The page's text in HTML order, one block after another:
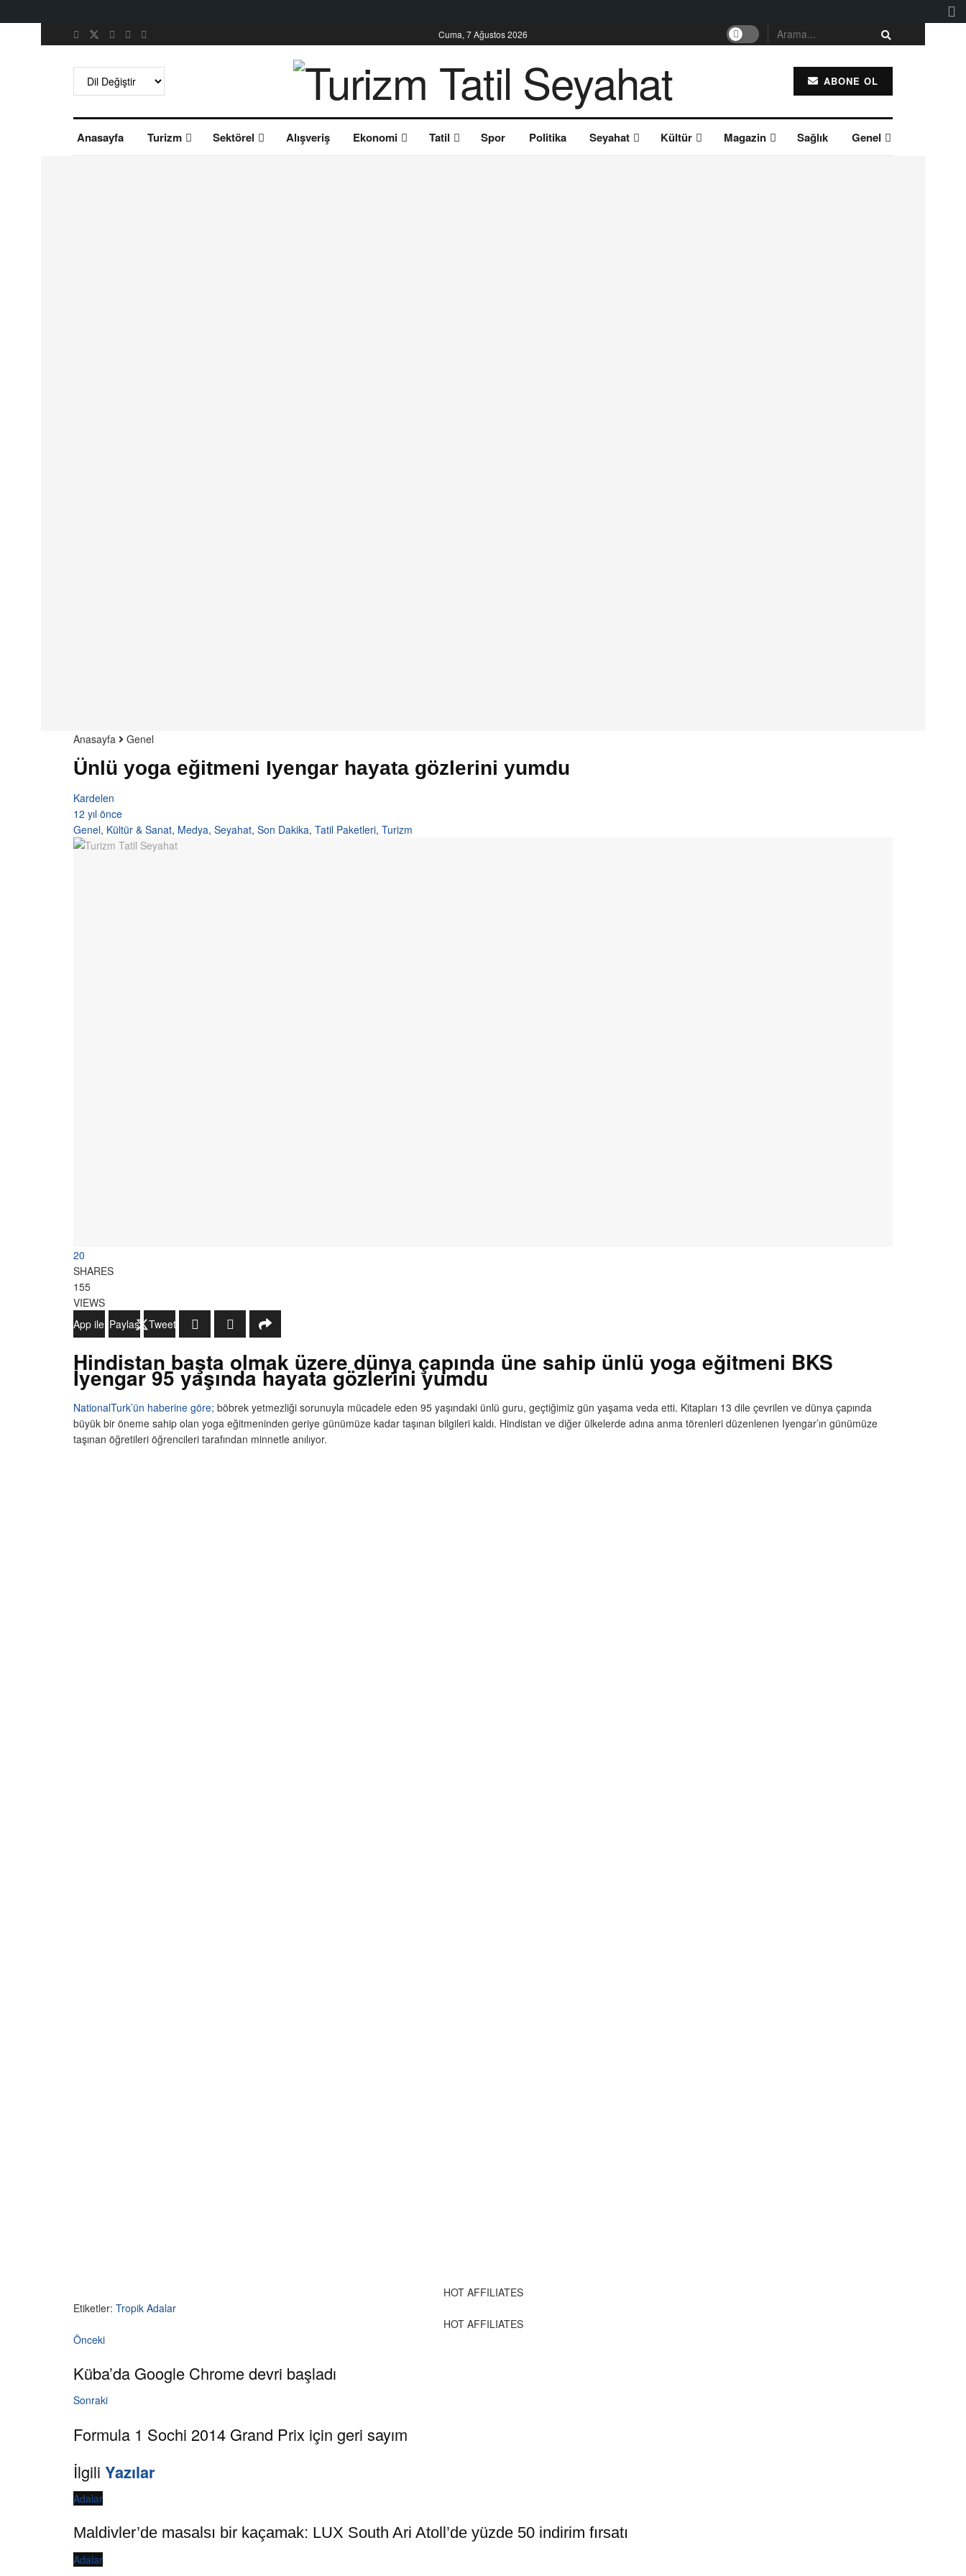
Cuma, 7 Ağustos 2026
ABONE OL
Anasayfa Turizm Sektörel Alışveriş Ekonomi Tatil Spor Politika Seyahat Kültür Magazin Sağlık Genel
Anasayfa Genel
Ünlü yoga eğitmeni Iyengar hayata gözlerini yumdu
Kardelen
12 yıl önce
Genel, Kültür & Sanat, Medya, Seyahat, Son Dakika, Tatil Paketleri, Turizm
20
SHARES
155
VIEWS
WhatsApp ile Gönder
Paylaş Tweetle
Hindistan başta olmak üzere dünya çapında üne sahip ünlü yoga eğitmeni BKS
Iyengar 95 yaşında hayata gözlerini yumdu
NationalTurk’ün haberine göre; böbrek yetmezliği sorunuyla mücadele eden 95 yaşındaki ünlü guru, geçtiğimiz gün yaşama veda etti. Kitapları 13 dile çevrilen ve dünya çapında
büyük bir öneme sahip olan yoga eğitmeninden geriye günümüze kadar taşınan bilgileri kaldı. Hindistan ve diğer ülkelerde adına anma törenleri düzenlenen Iyengar’ın günümüze
taşınan öğretileri öğrencileri tarafından minnetle anılıyor.
HOT AFFILIATES
Etiketler: Tropik Adalar
HOT AFFILIATES
Önceki
Küba’da Google Chrome devri başladı
Sonraki
Formula 1 Sochi 2014 Grand Prix için geri sayım
İlgili Yazılar
Adalar
Maldivler’de masalsı bir kaçamak: LUX South Ari Atoll’de yüzde 50 indirim fırsatı
Adalar